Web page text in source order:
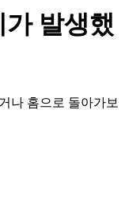
발생했
나 홈으로 돌아가보